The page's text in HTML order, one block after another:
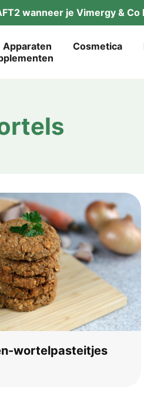
wan­neer je Vimer­gy &
Appa­ra­ten Cos­me­ti­ca
wortel­pas­tei­t­jes